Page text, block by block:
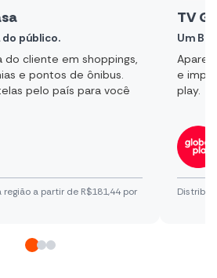
do público.
cliente em shoppings,
e pontos de ônibus.
pelo país para você
a partir de R$181,44 por
TV
Um
e
play.